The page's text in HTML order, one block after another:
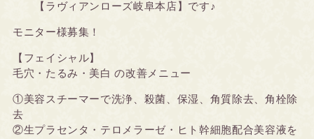
【ラヴィアンローズ岐阜本店】です♪
モニター様募集！
【フェイシャル】
毛穴・たるみ・美白 の改善メニュー
①美容スチーマーで洗浄、殺菌、保湿、角質除去、角栓除
去
②生プラセンタ・テロメラーゼ・ヒト幹細胞配合美容液を